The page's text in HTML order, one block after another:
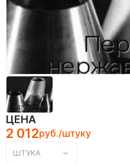
ЦЕНА
2 012руб./штуку
ШТУКА